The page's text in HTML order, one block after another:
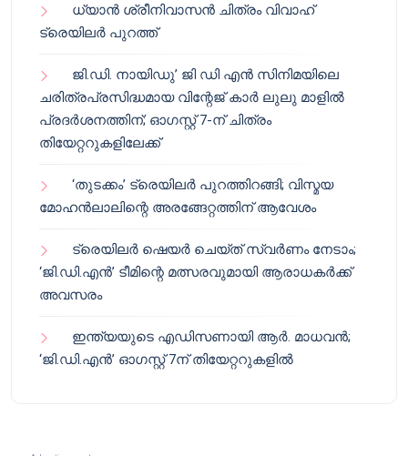
ധ്യാൻ ശ്രീനിവാസൻ ചിത്രം വിവാഹ്
ട്രെയിലർ പുറത്ത്
ജി.ഡി. നായിഡു’ ജി ഡി എൻ സിനിമയിലെ
ചരിത്രപ്രസിദ്ധമായ വിന്റേജ് കാർ ലുലു മാളിൽ
പ്രദർശനത്തിന്; ഓഗസ്റ്റ് 7-ന് ചിത്രം
തിയേറ്ററുകളിലേക്ക്
‘തുടക്കം’ ട്രെയിലർ പുറത്തിറങ്ങി; വിസ്മയ
മോഹൻലാലിന്റെ അരങ്ങേറ്റത്തിന് ആവേശം
ട്രെയിലർ ഷെയർ ചെയ്‌ത് സ്വർണം നേടാം;
‘ജി.ഡി.എൻ’ ടീമിന്റെ മത്സരവുമായി ആരാധകർക്ക്
അവസരം
ഇന്ത്യയുടെ എഡിസണായി ആർ. മാധവൻ;
‘ജി.ഡി.എൻ’ ഓഗസ്റ്റ് 7ന് തിയേറ്ററുകളിൽ